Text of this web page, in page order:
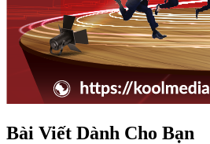
Bài Viết Dành Cho Bạn